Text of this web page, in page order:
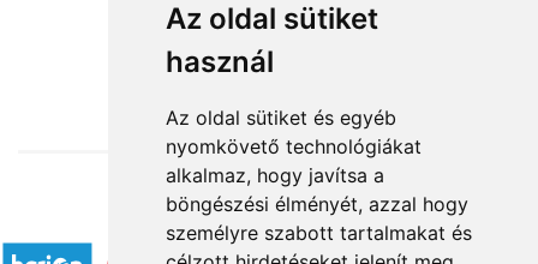
Az oldal sütiket
használ
Az oldal sütiket és egyéb
nyomkövető technológiákat
alkalmaz, hogy javítsa a
böngészési élményét, azzal hogy
személyre szabott tartalmakat és
from HUF18,880
Accepted payment methods